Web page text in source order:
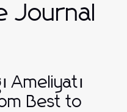
Journal
Ameliyatı
Best to